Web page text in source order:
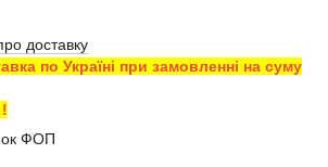
доставку
по Україні при замовленні на суму
ФОП